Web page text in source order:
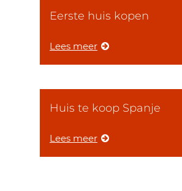
Eerste huis kopen
Lees meer
Huis te koop Spanje
Lees meer